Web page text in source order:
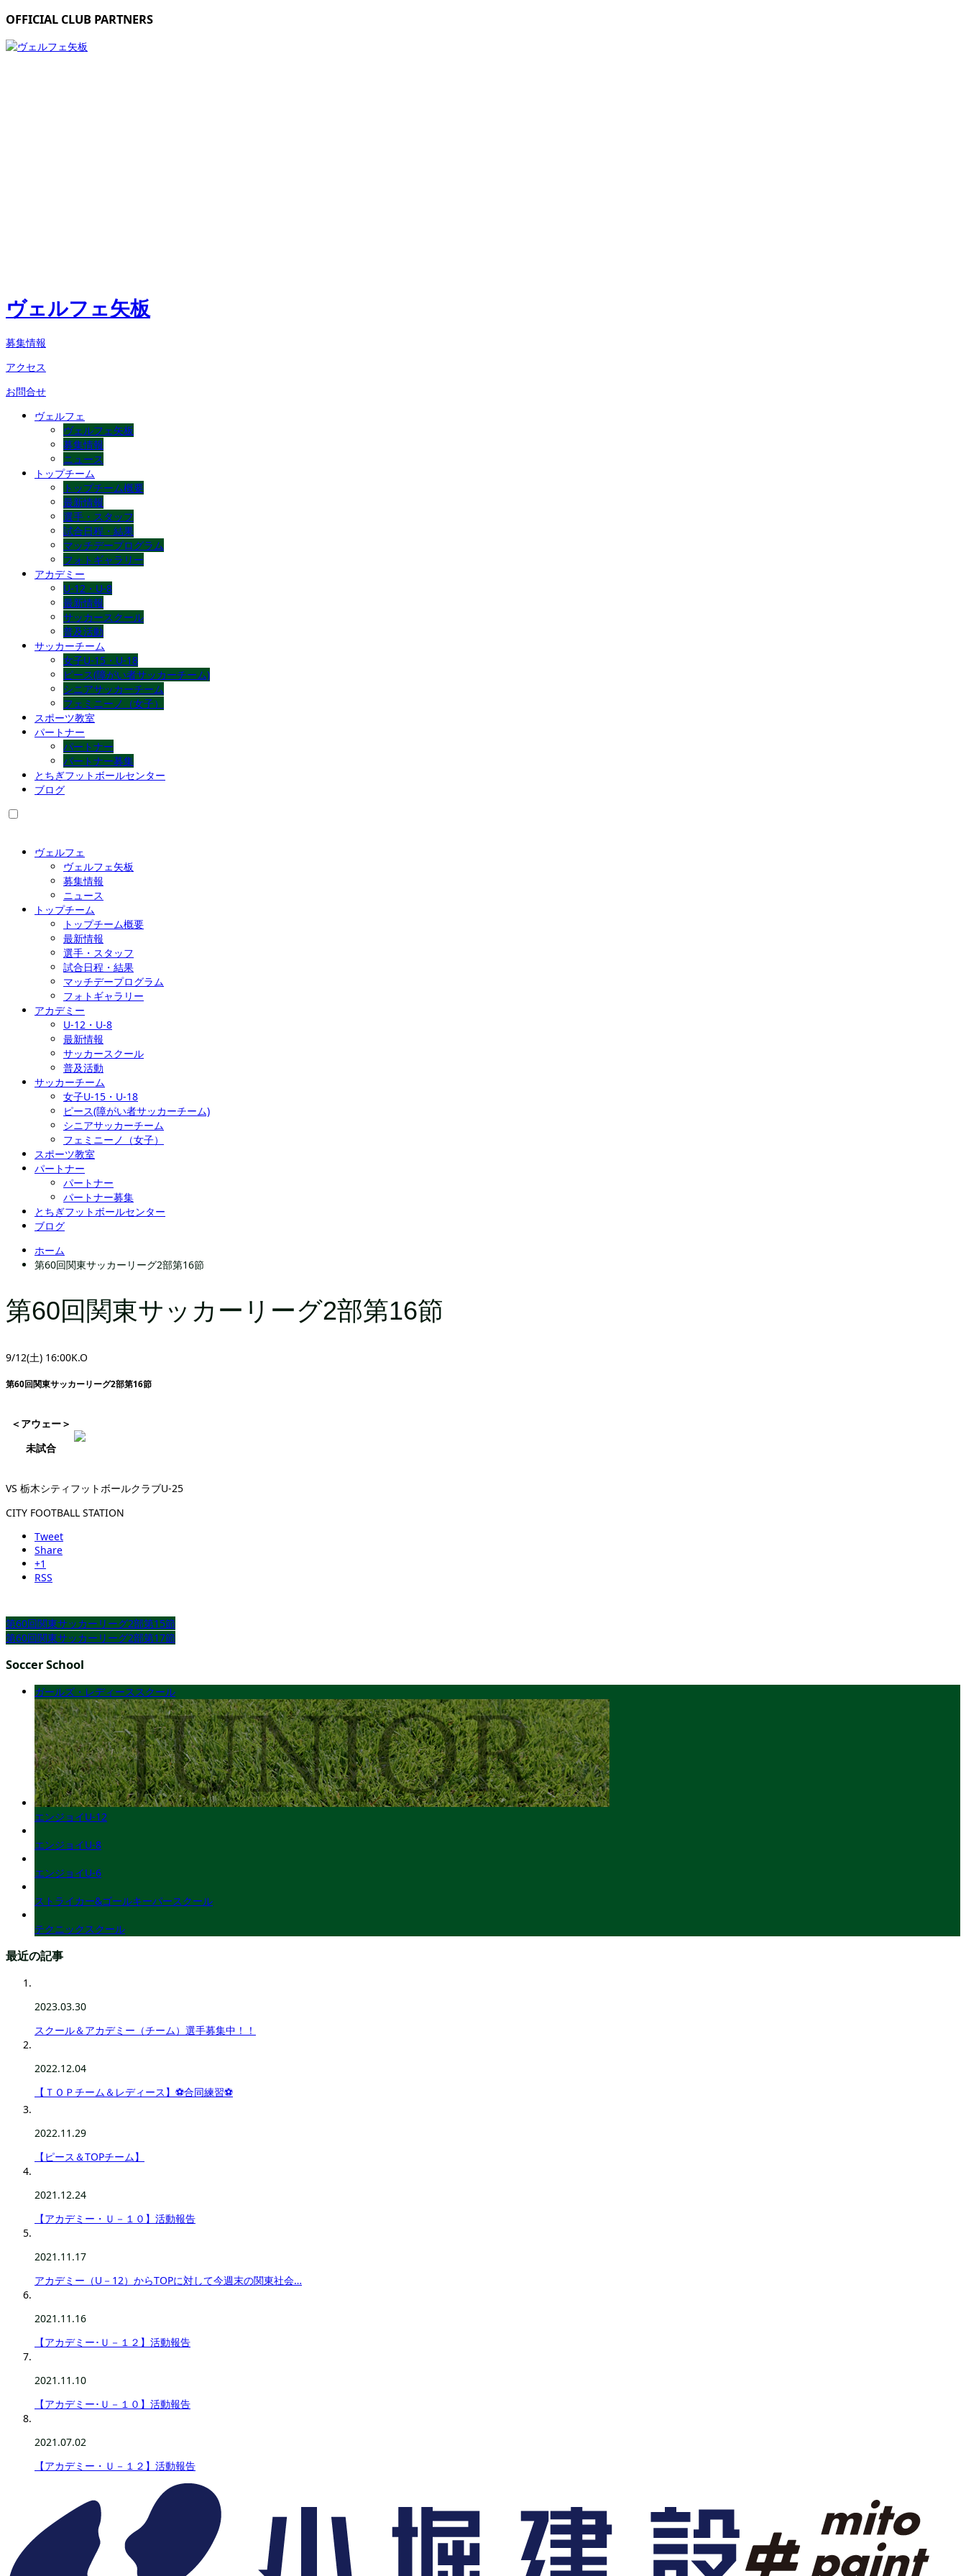
OFFICIAL CLUB PARTNERS
ヴェルフェ矢板
募集情報
アクセス
お問合せ
ヴェルフェ
ヴェルフェ矢板
募集情報
ニュース
トップチーム
トップチーム概要
最新情報
選手・スタッフ
試合日程・結果
マッチデープログラム
フォトギャラリー
アカデミー
U-12・U-8
最新情報
サッカースクール
普及活動
サッカーチーム
女子U-15・U-18
ピース(障がい者サッカーチーム)
シニアサッカーチーム
フェミニーノ（女子）
スポーツ教室
パートナー
パートナー
パートナー募集
とちぎフットボールセンター
ブログ
ヴェルフェ
ヴェルフェ矢板
募集情報
ニュース
トップチーム
トップチーム概要
最新情報
選手・スタッフ
試合日程・結果
マッチデープログラム
フォトギャラリー
アカデミー
U-12・U-8
最新情報
サッカースクール
普及活動
サッカーチーム
女子U-15・U-18
ピース(障がい者サッカーチーム)
シニアサッカーチーム
フェミニーノ（女子）
スポーツ教室
パートナー
パートナー
パートナー募集
とちぎフットボールセンター
ブログ
ホーム
第60回関東サッカーリーグ2部第16節
第60回関東サッカーリーグ2部第16節
9/12(土) 16:00K.O
第60回関東サッカーリーグ2部第16節
＜アウェー＞
未試合
VS 栃木シティフットボールクラブU-25
CITY FOOTBALL STATION
Tweet
Share
+1
RSS
第60回関東サッカーリーグ2部第15節
第60回関東サッカーリーグ2部第17節
Soccer School
ガールズ・レディーススクール
エンジョイU-12
エンジョイU-8
エンジョイU-6
ストライカー&ゴールキーパースクール
テクニックスクール
最近の記事
2023.03.30
スクール＆アカデミー（チーム）選手募集中！！
2022.12.04
【ＴＯＰチーム＆レディース】⚽合同練習⚽
2022.11.29
【ピース＆TOPチーム】
2021.12.24
【アカデミー・Ｕ－１０】活動報告
2021.11.17
アカデミー（U－12）からTOPに対して今週末の関東社会…
2021.11.16
【アカデミー･Ｕ－１２】活動報告
2021.11.10
【アカデミー･Ｕ－１０】活動報告
2021.07.02
【アカデミー・Ｕ－１２】活動報告